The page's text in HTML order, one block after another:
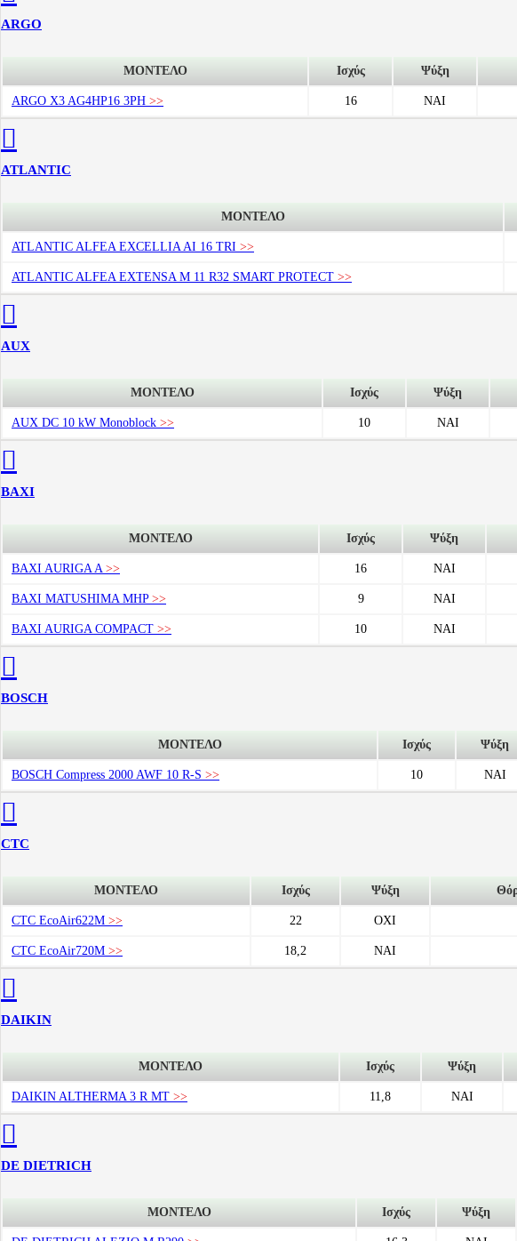
ARGO
ΜΟΝΤΕΛΟ Ισχύς Ψύξη
ARGO X3 AG4HP16 3PH >> 16 ΝΑΙ
ATLANTIC
ΜΟΝΤΕΛΟ
ATLANTIC ALFEA EXCELLIA AI 16 TRI >>
ATLANTIC ALFEA EXTENSA M 11 R32 SMART PROTECT >>
AUX
ΜΟΝΤΕΛΟ Ισχύς Ψύξη
AUX DC 10 kW Monoblock >> 10 ΝΑΙ
BAXI
ΜΟΝΤΕΛΟ Ισχύς Ψύξη
BAXI AURIGA A >> 16 ΝΑΙ
BAXI MATUSHIMA MHP>> 9 ΝΑΙ
BAXI AURIGA COMPACT >> 10 ΝΑΙ
BOSCH
ΜΟΝΤΕΛΟ Ισχύς Ψύξη
BOSCH Compress 2000 AWF 10 R-S >> 10 ΝΑΙ
CTC
ΜΟΝΤΕΛΟ Ισχύς Ψύξη
CTC EcoAir622M >> 22 ΟΧΙ
CTC EcoAir720M >> 18,2 ΝΑΙ
DAIKIN
ΜΟΝΤΕΛΟ Ισχύς Ψύξη
DAIKIN ALTHERMA 3 R MT >> 11,8 ΝΑΙ
DE DIETRICH
ΜΟΝΤΕΛΟ Ισχύς Ψύξη